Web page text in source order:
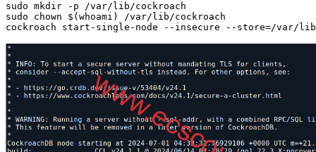
sudo mkdir -p /var/lib/cockroach
sudo chown $(whoami) /var/lib/cockroach
cockroach start-single-node --insecure --store=/var/